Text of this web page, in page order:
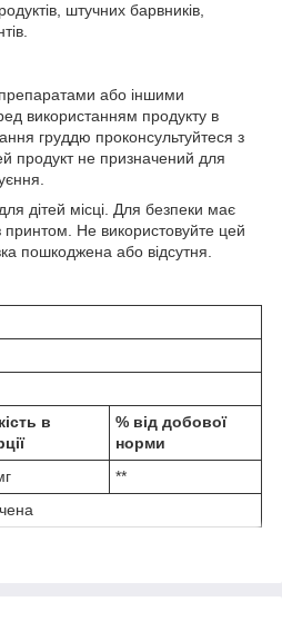
штучних барвників,
або іншими
використанням продукту в
груддю проконсультуйтеся з
продукт не призначений для
дітей місці. Для безпеки має
принтом. Не використовуйте цей
пошкоджена або відсутня.
в
% від добової
норми
**